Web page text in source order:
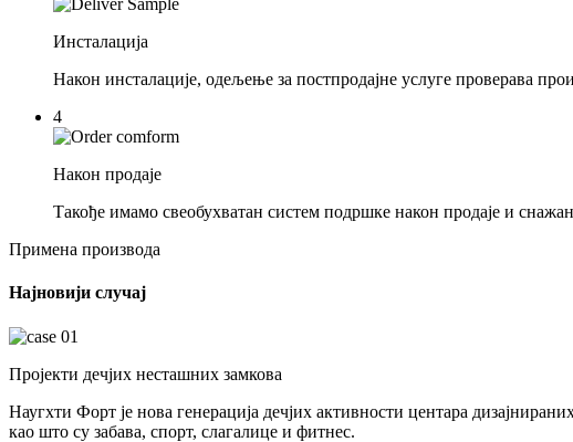
Инсталација
Након инсталације, одељење за постпродајне услуге проверава
4
Након продаје
Такође имамо свеобухватан систем подршке након продаје и
Примена производа
Најновији случај
Пројекти дечјих несташних замкова
Наугхти Форт је нова генерација дечјих активности центара
као што су забава, спорт, слагалице и фитнес.